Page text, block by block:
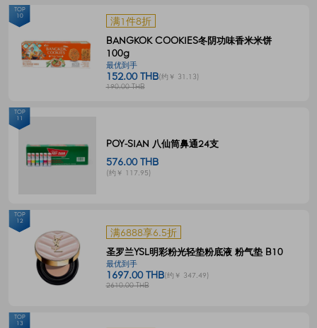
满1件8折
BANGKOK COOKIES冬阴功味香米米饼
100g
最优到手
152.00 THB(约￥ 31.13)
190.00 THB
TOP
10
POY-SIAN 八仙筒鼻通24支
576.00 THB
(约￥ 117.95)
TOP
11
满6888享6.5折
圣罗兰YSL明彩粉光轻垫粉底液 粉气垫 B10
最优到手
1697.00 THB(约￥ 347.49)
2610.00 THB
TOP
12
TOP
13